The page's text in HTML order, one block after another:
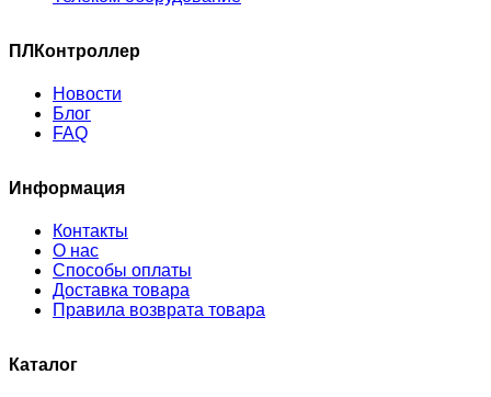
ПЛКонтроллер
Новости
Блог
FAQ
Информация
Контакты
О нас
Способы оплаты
Доставка товара
Правила возврата товара
Каталог